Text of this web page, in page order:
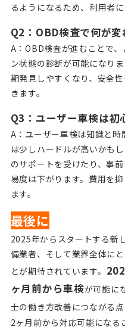
るようになるため、利用者
Q2：OBD検査で何が変
A：OBD検査が進むことで
ン状態の診断が可能になり
期発見しやすくなり、安全
きます。
Q3：ユーザー車検は初
A：ユーザー車検は知識と
は少しハードルが高いかも
のサポートを受けたり、事
易度は下がります。費用を
ます。
最後に
2025年からスタートする新
備業者、そして業界全体に
とが期待されています。
ヶ月前から車検が可能に
士の働き方改善につながる
2ヶ月前から対応可能になる